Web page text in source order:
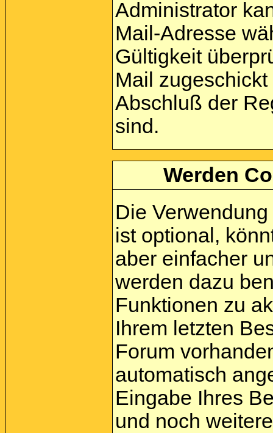
Administrator
Mail-Adresse
Gültigkeit
Mail
Abschluß der
sind.
Werden
Die
ist optional,
aber einfacher
werden dazu
Funktionen zu
Ihrem letzten
Forum
automatisch
Eingabe Ihres
und noch